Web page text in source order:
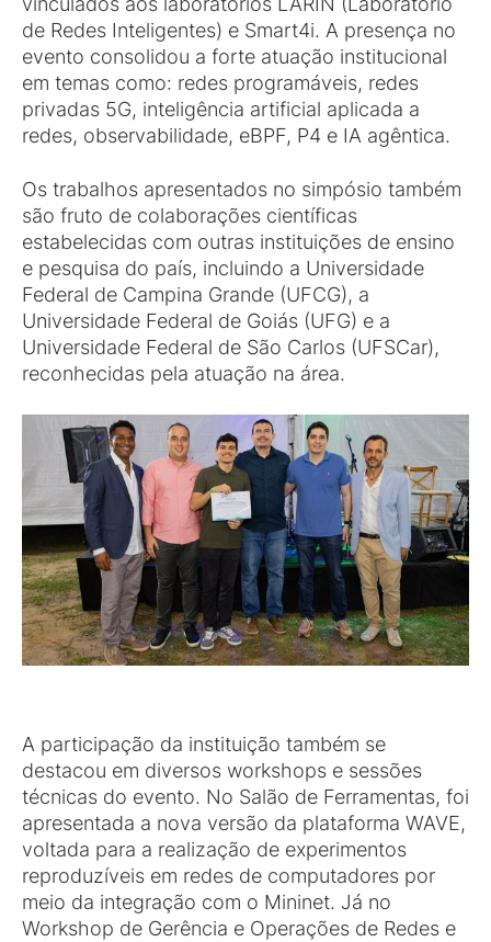
de Redes Inteligentes) e Smart4i. A presença no
evento consolidou a forte atuação institucional
em temas como: redes programáveis, redes
privadas 5G, inteligência artificial aplicada a
redes, observabilidade, eBPF, P4 e IA agêntica.
Os trabalhos apresentados no simpósio também
são fruto de colaborações científicas
estabelecidas com outras instituições de ensino
e pesquisa do país, incluindo a Universidade
Federal de Campina Grande (UFCG), a
Universidade Federal de Goiás (UFG) e a
Universidade Federal de São Carlos (UFSCar),
reconhecidas pela atuação na área.
A participação da instituição também se
destacou em diversos workshops e sessões
técnicas do evento. No Salão de Ferramentas, foi
apresentada a nova versão da plataforma WAVE,
voltada para a realização de experimentos
reproduzíveis em redes de computadores por
meio da integração com o Mininet. Já no
Workshop de Gerência e Operações de Redes e